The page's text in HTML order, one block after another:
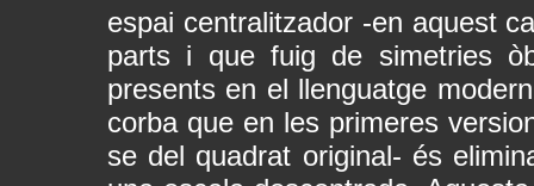
espai centralitzador -en aquest
parts i que fuig de simetries
presents en el llenguatge
corba que en les primeres
se del quadrat original- és